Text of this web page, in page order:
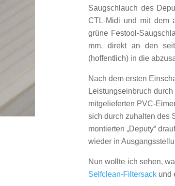
Saugschlauch des
CTL-Midi und mit dem
grüne Festool-
mm, direkt an den
(hoffentlich) in die
Nach dem ersten
Leistungseinbruch
mitgelieferten PVC-
sich durch zuhalten des
montierten „Deputy“
wieder in
Nun wollte ich sehen,
Selfclean-Filtersack und